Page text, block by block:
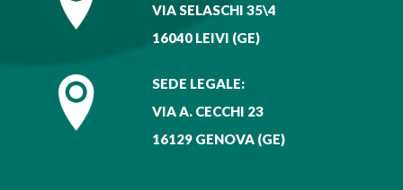
VIA SELASCHI 35\4
16040 LEIVI (GE)
SEDE LEGALE:
VIA A. CECCHI 23
16129 GENOVA (GE)